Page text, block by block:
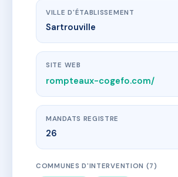
VILLE D'ÉTABLISSEMENT
Sartrouville
SITE WEB
rompteaux-cogefo.com/
MANDATS REGISTRE
26
COMMUNES D'INTERVENTION (7)